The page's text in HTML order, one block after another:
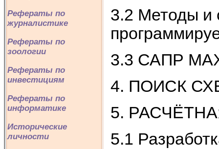
Рефераты по
журналистике
Рефераты по
зоологии
Рефераты по
инвестициям
Рефераты по
информатике
Исторические
личности
3.2 Методы и
3.3 САПР
4. ПОИСК
5.
5.1